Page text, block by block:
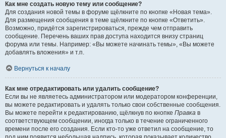
Как мне создать новую тему или сообщение?
Для создания новой темы в форуме щёлкните по кнопке «Новая тема».
Для размещения сообщения в теме щёлкните по кнопке «Ответить».
Возможно, придётся зарегистрироваться, прежде чем отправить
сообщение. Перечень ваших прав доступа находится внизу страниц
форума или темы. Например: «Вы можете начинать темы», «Вы можете
добавлять вложения» и т.п.
Вернуться к началу
Как мне отредактировать или удалить сообщение?
Если вы не являетесь администратором или модератором конференции,
вы можете редактировать и удалять только свои собственные сообщения.
Вы можете перейти к редактированию, щёлкнув по кнопке Правка в
соответствующем сообщении, иногда только в течение ограниченного
времени после его создания. Если кто-то уже ответил на сообщение, то